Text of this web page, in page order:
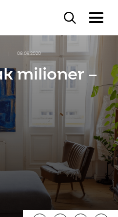
08.09.2020
milioner –